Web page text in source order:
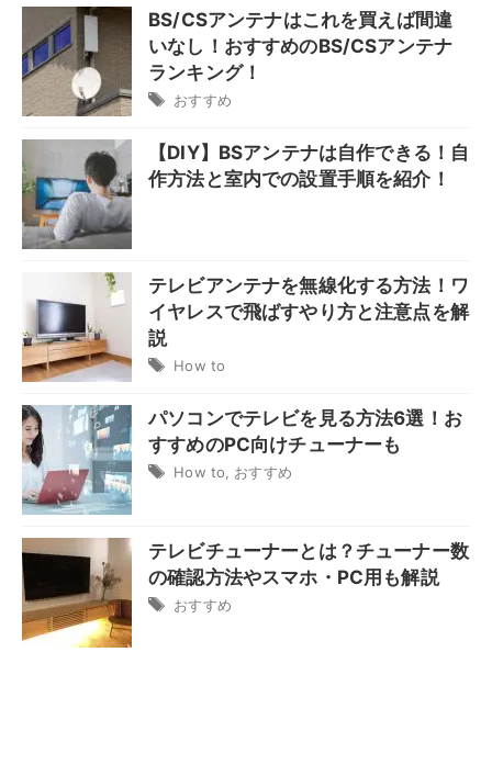
BS/CSアンテナはこれを買えば間違
いなし！おすすめのBS/CSアンテナ
ランキング！
おすすめ
【DIY】BSアンテナは自作できる！自
作方法と室内での設置手順を紹介！
テレビアンテナを無線化する方法！ワ
イヤレスで飛ばすやり方と注意点を解
説
How to
パソコンでテレビを見る方法6選！お
すすめのPC向けチューナーも
How to おすすめ
テレビチューナーとは？チューナー数
の確認方法やスマホ・PC用も解説
おすすめ